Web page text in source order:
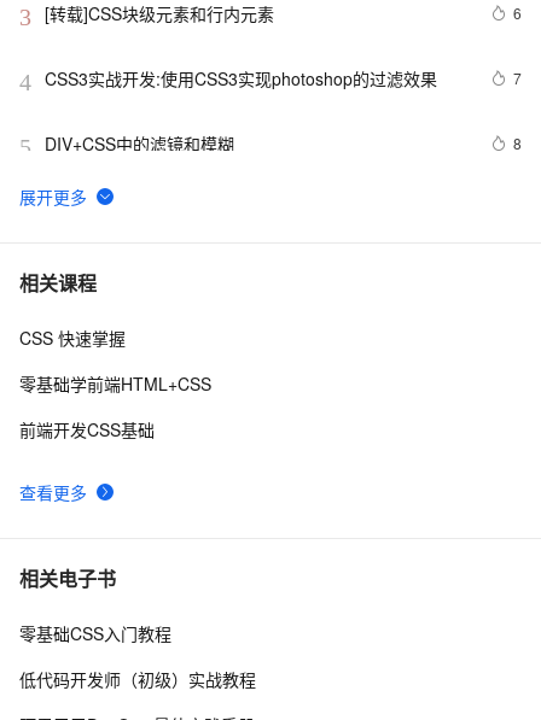
3 [转载]CSS块级元素和行内元素 6
4 CSS3实战开发:使用CSS3实现photoshop的过滤效果 7
5 DIV+CSS中的滤镜和模糊 8
6 使用CSS实现 图片帧动画 与 曲线运动
7 【01】完成新年倒计时页面-蛇年新年快乐倒计时领取礼
html5+div+CSS+JavaScript-优雅草卓伊凡-做一条关于新
8 CSS中如何实现DIV居中
们，让你的网页设计秒变高大上，面试难题迎刃而解！
相关课程
查看更多
CSS 快速掌握
零基础学前端HTML+CSS
前端开发CSS基础
相关电子书
零基础CSS入门教程
低代码开发师（初级）实战教程